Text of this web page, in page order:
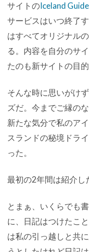
サイトのIceland
サービスはいつ終了
はすべてオリジナル
る。内容を自分のサ
たのも新サイトの目
そんな時に思いがけ
ズだ。今までご縁の
新たな気分で私のア
スランドの秘境ドラ
った。
最初の2年間は紹介し
とまぁ、いくらでも
に、日記はつけたこ
は私の引っ越しと共